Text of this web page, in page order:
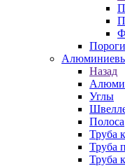
Назад
Углы
Полоса
Труба
Труба
Труба